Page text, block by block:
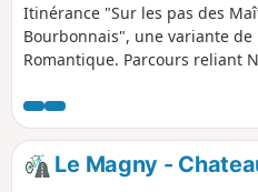
Itinérance "Sur les pas des
Bourbonnais", une variante de
Romantique. Parcours reliant
Le Magny -